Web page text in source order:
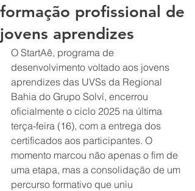
formação profissional de
jovens aprendizes
O StartAê, programa de
desenvolvimento voltado aos jovens
aprendizes das UVSs da Regional
Bahia do Grupo Solví, encerrou
oficialmente o ciclo 2025 na última
terça-feira (16), com a entrega dos
certificados aos participantes. O
momento marcou não apenas o fim de
uma etapa, mas a consolidação de um
percurso formativo que uniu